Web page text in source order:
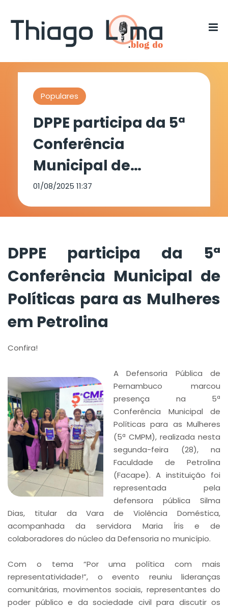
Populares
DPPE participa da 5ª
Conferência
Municipal de
Políticas para as
Mulheres em
01/08/2025 11:37
DPPE participa da 5ª
Conferência Municipal de
Políticas para as Mulheres
em Petrolina
Confira!
A Defensoria Pública de
Pernambuco marcou
presença na 5ª
Conferência Municipal de
Políticas para as Mulheres
(5ª CMPM), realizada nesta
segunda-feira (28), na
Faculdade de Petrolina
(Facape). A instituição foi
representada pela
defensora pública Silma
Dias, titular da Vara de Violência Doméstica,
acompanhada da servidora Maria Íris e de
colaboradores do núcleo da Defensoria no município.
Com o tema “Por uma política com mais
representatividade!”, o evento reuniu lideranças
comunitárias, movimentos sociais, representantes do
poder público e da sociedade civil para discutir os